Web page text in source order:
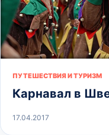
ПУТЕШЕСТВИЯ И ТУРИЗМ
Карнавал в
17.04.2017